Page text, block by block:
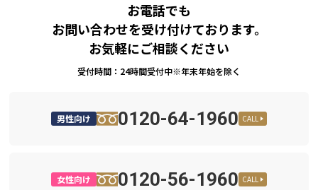
お電話でも
お問い合わせを受け付けております。
お気軽にご相談ください
受付時間：24時間受付中※年末年始を除く
男性向け 0120-64-1960 CALL
女性向け 0120-56-1960 CALL